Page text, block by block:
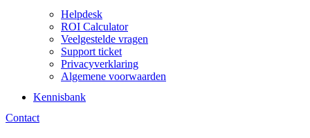
Helpdesk
ROI Calculator
Veelgestelde vragen
Support ticket
Privacyverklaring
Algemene voorwaarden
Kennisbank
Contact